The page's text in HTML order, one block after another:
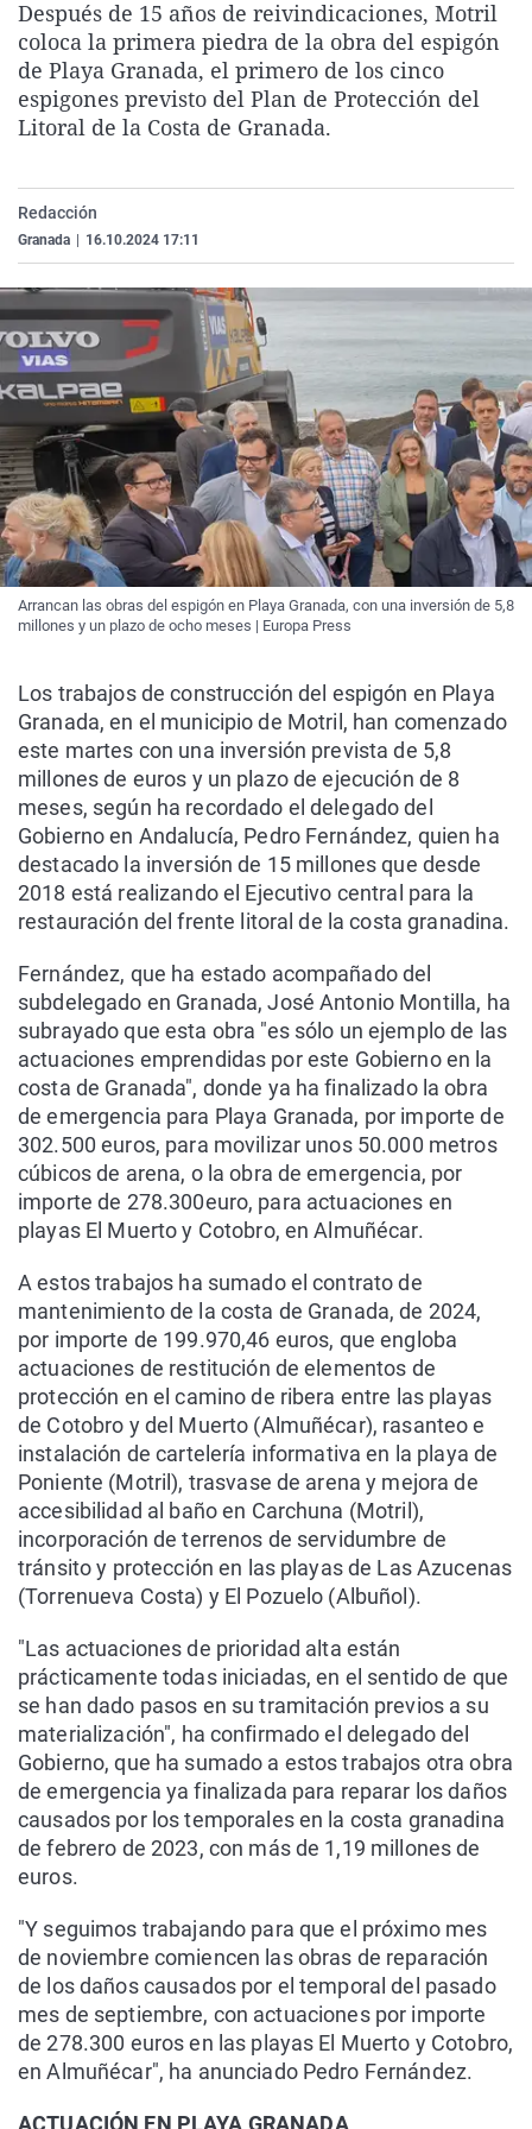
La rosa de los vientos
Gente viajera
Como el perro y el
Caso
Retornados
Equipo de
Extremadura
Galicia
La Rioja
País Vasco
Virales
Televisión
Elecciones
Después de 15 años de reivindicaciones, Motril
coloca la primera piedra de la obra del espigón
de Playa Granada, el primero de los cinco
espigones previsto del Plan de Protección del
Litoral de la Costa de Granada.
Redacción
Granada 16.10.2024 17:11
Arrancan las obras del espigón en Playa Granada, con una inversión de 5,8
millones y un plazo de ocho meses | Europa Press
Los trabajos de construcción del espigón en Playa
Granada, en el municipio de Motril, han comenzado
este martes con una inversión prevista de 5,8
millones de euros y un plazo de ejecución de 8
meses, según ha recordado el delegado del
Gobierno en Andalucía, Pedro Fernández, quien ha
destacado la inversión de 15 millones que desde
2018 está realizando el Ejecutivo central para la
restauración del frente litoral de la costa granadina.
Fernández, que ha estado acompañado del
subdelegado en Granada, José Antonio Montilla, ha
subrayado que esta obra "es sólo un ejemplo de las
actuaciones emprendidas por este Gobierno en la
costa de Granada", donde ya ha finalizado la obra
de emergencia para Playa Granada, por importe de
302.500 euros, para movilizar unos 50.000 metros
cúbicos de arena, o la obra de emergencia, por
importe de 278.300euro, para actuaciones en
playas El Muerto y Cotobro, en Almuñécar.
A estos trabajos ha sumado el contrato de
mantenimiento de la costa de Granada, de 2024,
por importe de 199.970,46 euros, que engloba
actuaciones de restitución de elementos de
protección en el camino de ribera entre las playas
de Cotobro y del Muerto (Almuñécar), rasanteo e
instalación de cartelería informativa en la playa de
Poniente (Motril), trasvase de arena y mejora de
accesibilidad al baño en Carchuna (Motril),
incorporación de terrenos de servidumbre de
tránsito y protección en las playas de Las Azucenas
(Torrenueva Costa) y El Pozuelo (Albuñol).
"Las actuaciones de prioridad alta están
prácticamente todas iniciadas, en el sentido de que
se han dado pasos en su tramitación previos a su
materialización", ha confirmado el delegado del
Gobierno, que ha sumado a estos trabajos otra obra
de emergencia ya finalizada para reparar los daños
causados por los temporales en la costa granadina
de febrero de 2023, con más de 1,19 millones de
euros.
"Y seguimos trabajando para que el próximo mes
de noviembre comiencen las obras de reparación
de los daños causados por el temporal del pasado
mes de septiembre, con actuaciones por importe
de 278.300 euros en las playas El Muerto y Cotobro,
en Almuñécar", ha anunciado Pedro Fernández.
ACTUACIÓN EN PLAYA GRANADA